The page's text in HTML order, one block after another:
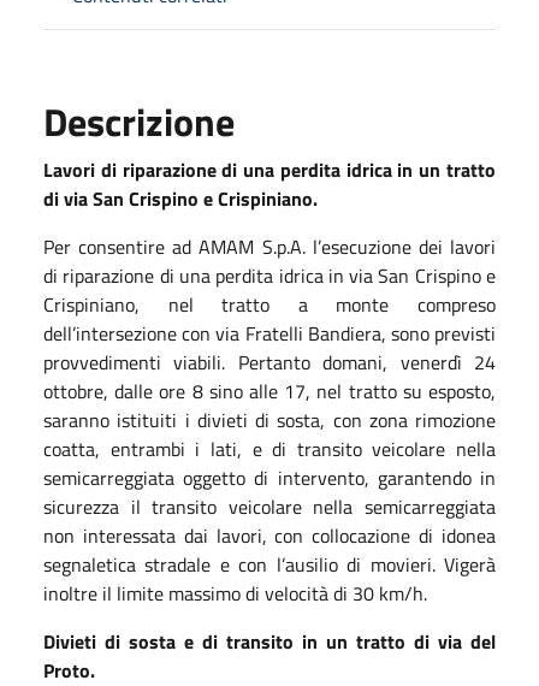
Descrizione
Lavori di riparazione di una perdita idrica in un tratto
di via San Crispino e Crispiniano.
Per consentire ad AMAM S.p.A. l’esecuzione dei lavori
di riparazione di una perdita idrica in via San Crispino e
Crispiniano, nel tratto a monte compreso
dell’intersezione con via Fratelli Bandiera, sono previsti
provvedimenti viabili. Pertanto domani, venerdì 24
ottobre, dalle ore 8 sino alle 17, nel tratto su esposto,
saranno istituiti i divieti di sosta, con zona rimozione
coatta, entrambi i lati, e di transito veicolare nella
semicarreggiata oggetto di intervento, garantendo in
sicurezza il transito veicolare nella semicarreggiata
non interessata dai lavori, con collocazione di idonea
segnaletica stradale e con l’ausilio di movieri. Vigerà
inoltre il limite massimo di velocità di 30 km/h.
Divieti di sosta e di transito in un tratto di via del
Proto.